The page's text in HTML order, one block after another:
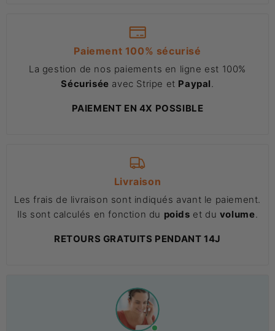
Paiement 100% sécurisé
La gestion de nos paiements en ligne est 100%
Sécurisée avec Stripe et Paypal
PAIEMENT EN 4X POSSIBLE
Livraison
Les frais de livraison sont indiqués avant le paiement.
Ils sont calculés en fonction du poids et du volume
RETOURS GRATUITS PENDANT 14J